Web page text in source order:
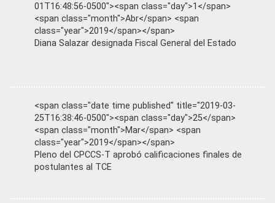
01T16:48:56-0500"><span class="day">1</span>
<span class="month">Abr</span> <span
class="year">2019</span></span>
Diana Salazar designada Fiscal General del Estado
<span class="date time published" title="2019-03-
25T16:38:46-0500"><span class="day">25</span>
<span class="month">Mar</span> <span
class="year">2019</span></span>
Pleno del CPCCS-T aprobó calificaciones finales de
postulantes al TCE